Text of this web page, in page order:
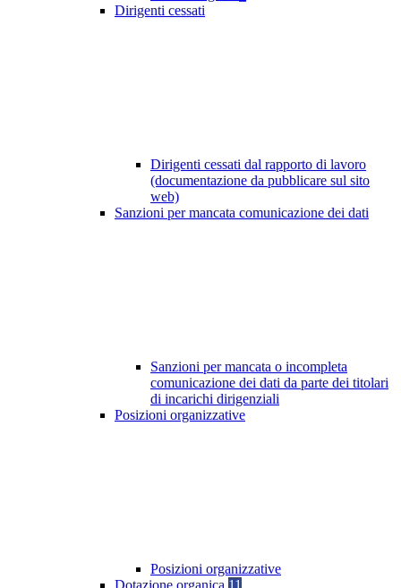
Dirigenti cessati
Dirigenti cessati dal rapporto di lavoro
(documentazione da pubblicare sul sito
web)
Sanzioni per mancata comunicazione dei dati
Sanzioni per mancata o incompleta
comunicazione dei dati da parte dei titolari
di incarichi dirigenziali
Posizioni organizzative
Posizioni organizzative